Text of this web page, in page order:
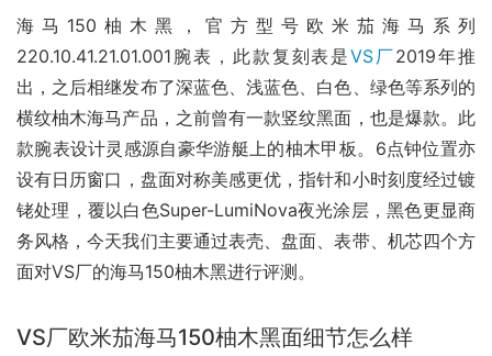
海马150柚木黑，官方型号欧米茄海马系列
220.10.41.21.01.001腕表，此款复刻表是VS厂2019年推
出，之后相继发布了深蓝色、浅蓝色、白色、绿色等系列的
横纹柚木海马产品，之前曾有一款竖纹黑面，也是爆款。此
款腕表设计灵感源自豪华游艇上⁠⁠的柚木甲板⁠⁠。6点钟位置亦
设有日历窗口⁠⁠，盘面对称美感更优，指针和小时刻度经过镀
铑处理⁠⁠，覆以白色Super-LumiNova夜光涂层⁠⁠，黑色更显商
务风格，今天我们主要通过表壳、盘面、表带、机芯四个方
面对VS厂的海马150柚木黑进行评测。
VS厂欧米茄海马150柚木黑面细节怎么样